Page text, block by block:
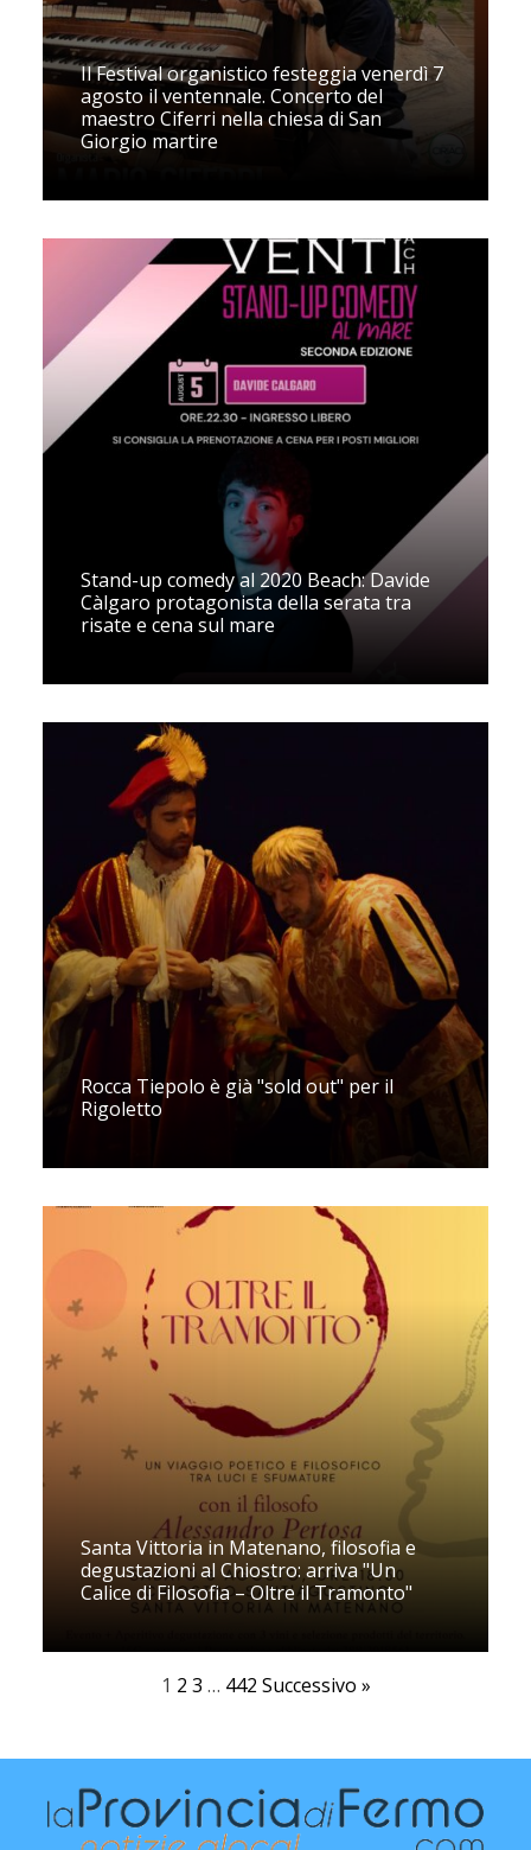
Il Festival organistico festeggia venerdì 7
agosto il ventennale. Concerto del
maestro Ciferri nella chiesa di San
Giorgio martire
Stand-up comedy al 2020 Beach: Davide
Càlgaro protagonista della serata tra
risate e cena sul mare
Rocca Tiepolo è già "sold out" per il
Rigoletto
Santa Vittoria in Matenano, filosofia e
degustazioni al Chiostro: arriva "Un
Calice di Filosofia – Oltre il Tramonto"
1 2 3 … 442 Successivo »